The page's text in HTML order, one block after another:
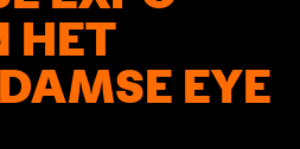
HET
EYE